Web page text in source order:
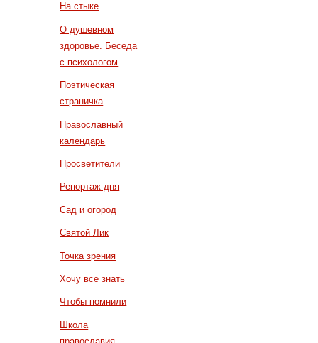
На стыке
О душевном
здоровье. Беседа
с психологом
Поэтическая
страничка
Православный
календарь
Просветители
Репортаж дня
Сад и огород
Святой Лик
Точка зрения
Хочу все знать
Чтобы помнили
Школа